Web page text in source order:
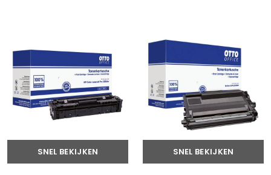
SNEL BEKIJKEN SNEL BEKIJKEN